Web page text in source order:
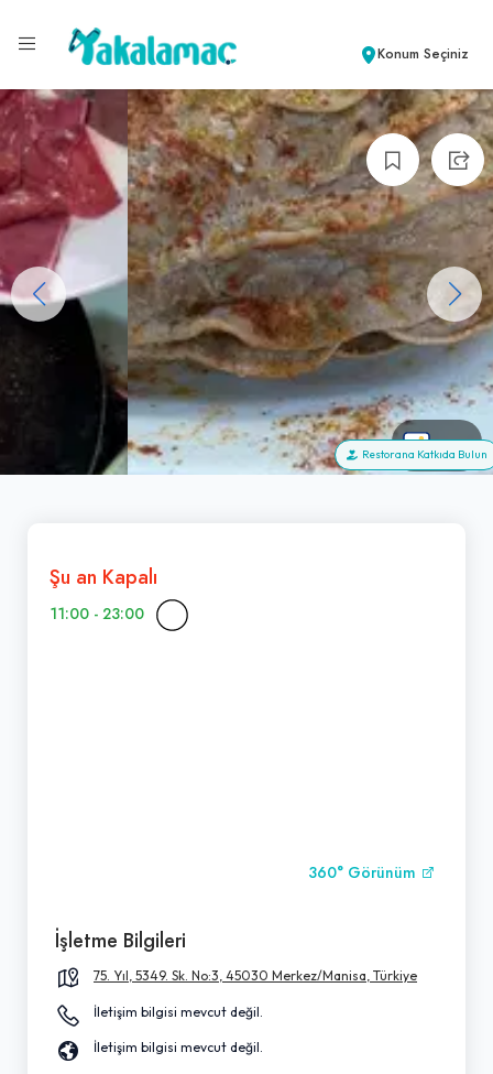
Konum Seçiniz
+98
Restorana Katkıda Bulun
Şu an Kapalı
11:00 - 23:00
360° Görünüm
İşletme Bilgileri
75. Yıl, 5349. Sk. No:3, 45030 Merkez/Manisa, Türkiye
İletişim bilgisi mevcut değil.
İletişim bilgisi mevcut değil.